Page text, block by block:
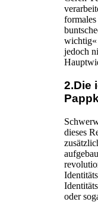
wichtig«
jedoch
2.Die
dieses
oder